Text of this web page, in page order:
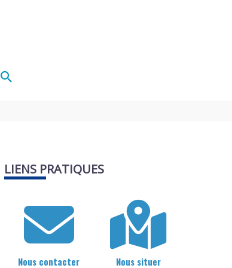
Rechercher
LIENS PRATIQUES
Nous contacter Nous situer